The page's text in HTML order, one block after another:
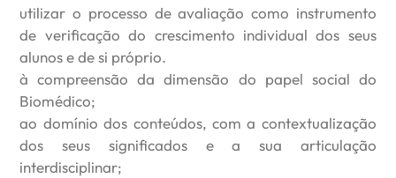
utilizar o processo de avaliação como instrumento
de verificação do crescimento individual dos seus
alunos e de si próprio.
à compreensão da dimensão do papel social do
Biomédico;
ao domínio dos conteúdos, com a contextualização
dos seus significados e a sua articulação
interdisciplinar;